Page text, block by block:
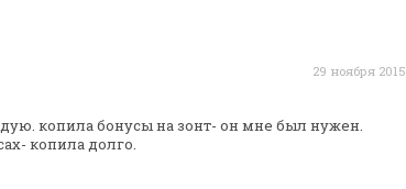
29 ноября 2015
копилабонусы на зонт- он мне был нужен.
копила долго.